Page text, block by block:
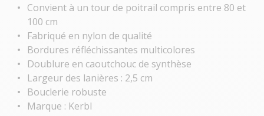
Convient à un tour de poitrail compris entre 80 et
100 cm
Fabriqué en nylon de qualité
Bordures réfléchissantes multicolores
Doublure en caoutchouc de synthèse
Largeur des lanières : 2,5 cm
Bouclerie robuste
Marque : Kerbl